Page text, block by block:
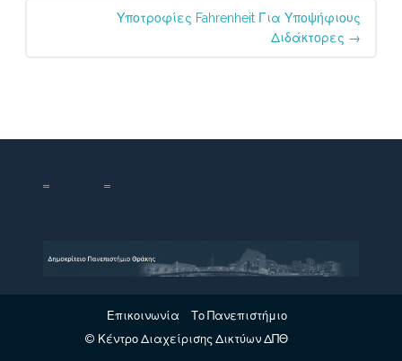
Υποτροφίες Fahrenheit Για Υποψήφιους
Διδάκτορες →
Επικοινωνία
Το Πανεπιστήμιο
© Κέντρο Διαχείρισης Δικτύων ΔΠΘ